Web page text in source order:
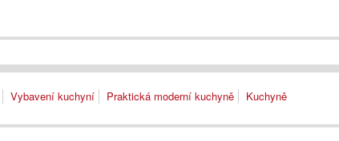
Vybavení kuchyní Praktická moderní kuchyně Kuchyně